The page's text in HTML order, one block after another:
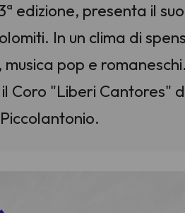
edizione, presenta il
In un clima di
pop e
"Liberi Cantores"